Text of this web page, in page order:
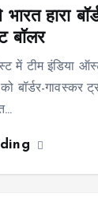
हारा
बॉलर
में टीम इंडिया
बॉर्डर-गावस्कर